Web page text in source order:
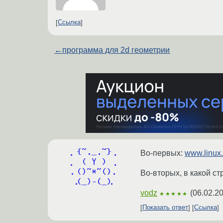
Ссылка
← программа для 2d геометрии
Во-первых:
Во-вторых, в какой
vodz ★★★★★ (
Показать ответ Ссылка